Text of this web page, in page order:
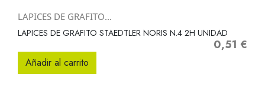
LAPICES DE GRAFITO...
LAPICES DE GRAFITO STAEDTLER NORIS N.4 2H UNIDAD
Precio
0,51 €
Añadir al carrito